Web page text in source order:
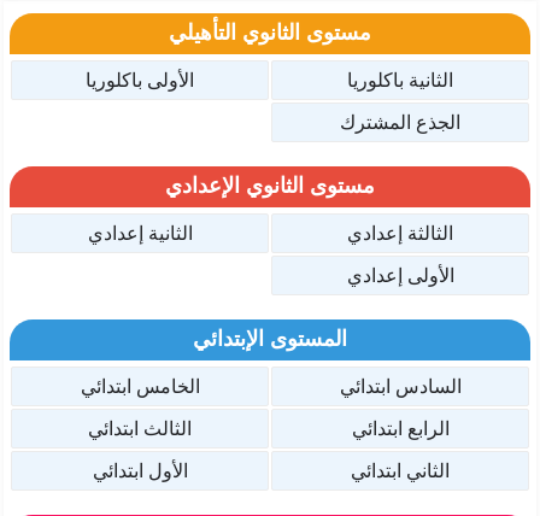
مستوى الثانوي التأهيلي
الثانية باكلوريا
الأولى باكلوريا
الجذع المشترك
مستوى الثانوي الإعدادي
الثالثة إعدادي
الثانية إعدادي
الأولى إعدادي
المستوى الإبتدائي
السادس ابتدائي
الخامس ابتدائي
الرابع ابتدائي
الثالث ابتدائي
الثاني ابتدائي
الأول ابتدائي